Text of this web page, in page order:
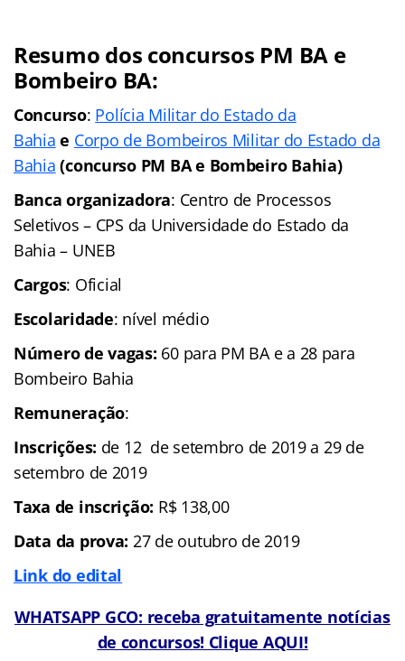
Resumo dos concursos PM BA e
Bombeiro BA:
Concurso: Polícia Militar do Estado da
Bahia e Corpo de Bombeiros Militar do Estado da
Bahia (concurso PM BA e Bombeiro Bahia)
Banca organizadora: Centro de Processos
Seletivos – CPS da Universidade do Estado da
Bahia – UNEB
Cargos: Oficial
Escolaridade: nível médio
Número de vagas: 60 para PM BA e a 28 para
Bombeiro Bahia
Remuneração:
Inscrições: de 12 de setembro de 2019 a 29 de
setembro de 2019
Taxa de inscrição: R$ 138,00
Data da prova: 27 de outubro de 2019
Link do edital
WHATSAPP GCO: receba gratuitamente notícias
de concursos! Clique AQUI!